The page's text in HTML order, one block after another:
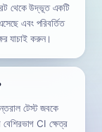
থেকে উদ্ভূত একটি
এবং পরিবর্তিত
যাচাই করুন।
টেস্ট জবকে
CI ক্ষেত্র